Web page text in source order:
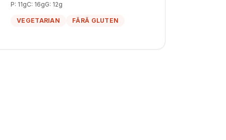
P: 11gC: 16gG: 12g
VEGETARIAN FĂRĂ GLUTEN